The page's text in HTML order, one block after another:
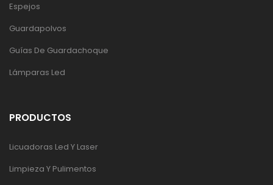
Espejos
Guardapolvos
Guías De Guardachoque
Lámparas Led
PRODUCTOS
Licuadoras Led Y Laser
Limpieza Y Pulimentos